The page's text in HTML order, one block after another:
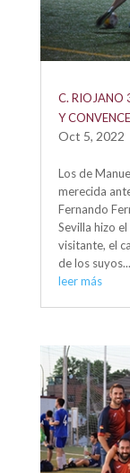
C. RIOJANO
Y CONVENCE
Oct 5, 2022
Los de
merecida
Fernando
Sevilla hizo
visitante, el
de los
leer más